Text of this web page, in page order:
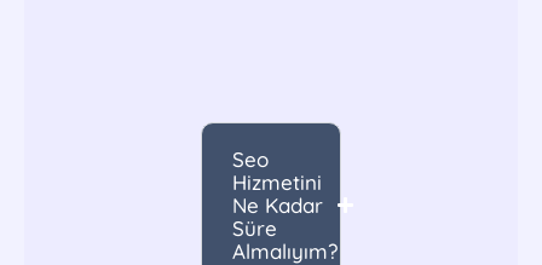
Seo
Hizmetini
Ne Kadar
Süre
Almalıyım?